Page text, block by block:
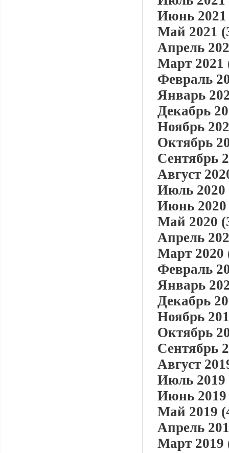
Июнь 2021
Май 2021
Апрель
Март 2021
Февраль
Январь
Декабрь
Ноябрь
Октябрь
Сентябрь
Август
Июль 2020
Июнь 2020
Май 2020
Апрель
Март 2020
Февраль
Январь
Декабрь
Ноябрь
Октябрь
Сентябрь
Август
Июль 2019
Июнь 2019
Май 2019
Апрель
Март 2019